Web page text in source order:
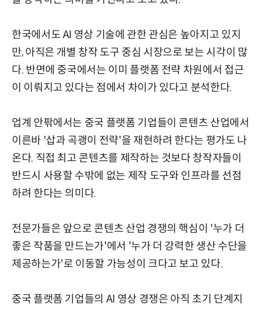
한국에서도 AI 영상 기술에 관한 관심은 높아지고 있지
만, 아직은 개별 창작 도구 중심 시장으로 보는 시각이 많
다. 반면에 중국에서는 이미 플랫폼 전략 차원에서 접근
이 이뤄지고 있다는 점에서 차이가 있다고 분석한다.
업계 안팎에서는 중국 플랫폼 기업들이 콘텐츠 산업에서
이른바 '삽과 곡괭이 전략'을 재현하려 한다는 평가도 나
온다. 직접 최고 콘텐츠를 제작하는 것보다 창작자들이
반드시 사용할 수밖에 없는 제작 도구와 인프라를 선점
하려 한다는 의미다.
전문가들은 앞으로 콘텐츠 산업 경쟁의 핵심이 '누가 더
좋은 작품을 만드는가'에서 '누가 더 강력한 생산 수단을
제공하는가'로 이동할 가능성이 크다고 보고 있다.
중국 플랫폼 기업들의 AI 영상 경쟁은 아직 초기 단계지